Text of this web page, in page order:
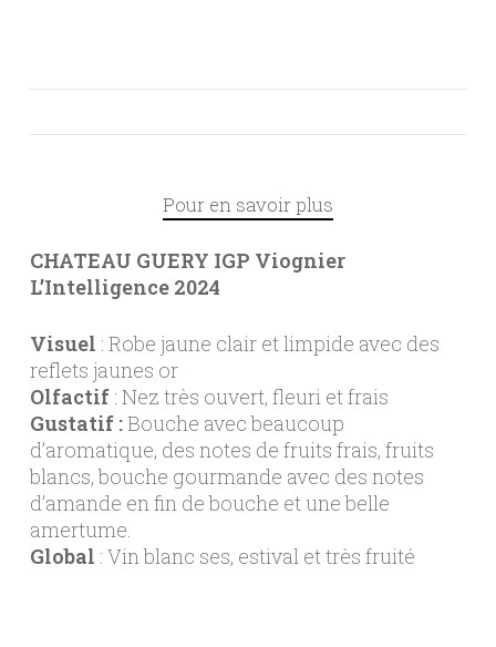
Pour en savoir plus
CHATEAU GUERY IGP Viognier
L’Intelligence 2024
Visuel : Robe jaune clair et limpide avec des
reflets jaunes or
Olfactif: Nez très ouvert, fleuri et frais
Gustatif :Bouche avec beaucoup
d’aromatique, des notes de fruits frais, fruits
blancs, bouche gourmande avec des notes
d’amande en fin de bouche et une belle
amertume.
Global : Vin blanc ses, estival et très fruité